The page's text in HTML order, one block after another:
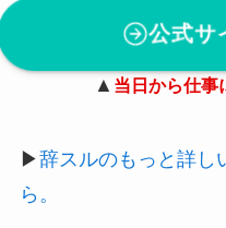
公式サ
▲ 当日から仕事
▶︎辞スルのもっと詳し
ら。